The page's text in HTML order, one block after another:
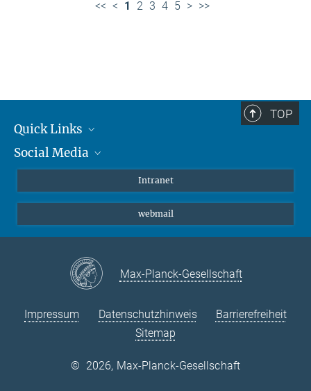
<< < 1 2 3 4 5 > >>
TOP
Quick Links
Student*innen/Wissenschaftler*innen
Social Media
Bluesky
YouTube
Intranet
webmail
Max-Planck-Gesellschaft
Impressum Datenschutzhinweis
Barrierefreiheit
Sitemap
© 2026, Max-Planck-Gesellschaft